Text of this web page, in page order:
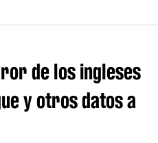
de los ingleses
y otros datos a